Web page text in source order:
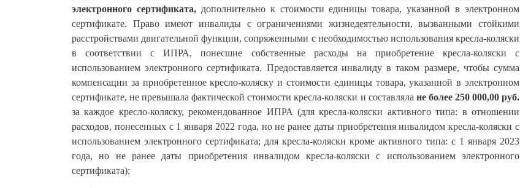
электронного сертификата,дополнительно к стоимости единицы товара, указанной в электронном
сертификате. Право имеют инвалиды с ограничениями жизнедеятельности, вызванными стойкими
расстройствами двигательной функции, сопряженными с необходимостью использования кресла-коляски
в соответствии с ИПРА, понесшие собственные расходы на приобретение кресла-коляски с
использованием электронного сертификата. Предоставляется инвалиду в таком размере, чтобы сумма
компенсации за приобретенное кресло-коляску и стоимости единицы товара, указанной в электронном
сертификате, не превышала фактической стоимости кресла-коляски и составляла не более 250 000,00 руб.
за каждое кресло-коляску, рекомендованное ИПРА (для кресла-коляски активного типа: в отношении
расходов, понесенных с 1 января 2022 года, но не ранее даты приобретения инвалидом кресла-коляски с
использованием электронного сертификата; для кресла-коляски кроме активного типа: с 1 января 2023
года, но не ранее даты приобретения инвалидом кресла-коляски с использованием электронного
сертификата);